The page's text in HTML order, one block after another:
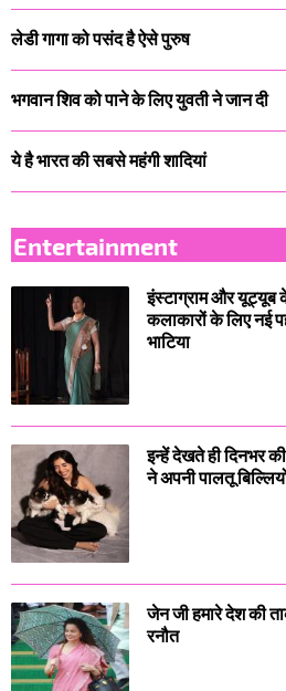
लेडी गागा को पसंद है ऐसे पुरुष
भगवान शिव को पाने के लिए युवती ने जान दी
ये है भारत की सबसे महंगी शादियां
Entertainment
इंस्टाग्राम और यूट्यूब
कलाकारों के लिए नई
भाटिया
इन्हें देखते ही दिनभर
ने अपनी पालतू
जेन जी हमारे देश की
रनौत